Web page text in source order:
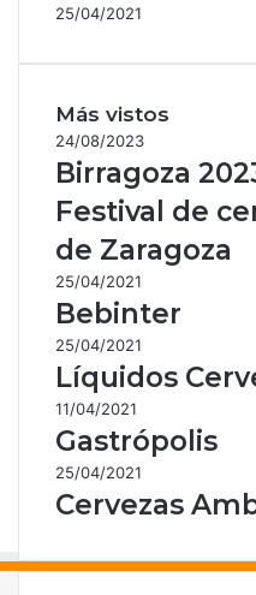
25/04/2021
Más vistos
24/08/2023
Birragoza
Festival de
de Zaragoza
25/04/2021
Bebinter
25/04/2021
Líquidos
11/04/2021
Gastrópolis
25/04/2021
Cervezas